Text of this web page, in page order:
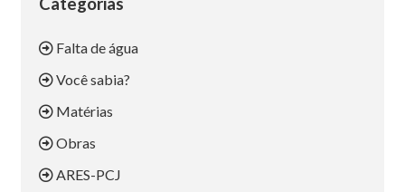
Falta de água
Você sabia?
Matérias
Obras
ARES-PCJ